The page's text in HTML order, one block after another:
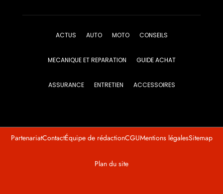
ACTUS AUTO MOTO CONSEILS
MECANIQUE ET REPARATION GUIDE ACHAT
ASSURANCE ENTRETIEN ACCESSOIRES
PartenariatContactÉquipe de rédactionCGUMentions légalesSitemap
Plan du site